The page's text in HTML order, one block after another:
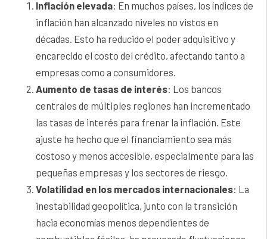
Inflación elevada: En muchos países, los índices de
inflación han alcanzado niveles no vistos en
décadas. Esto ha reducido el poder adquisitivo y
encarecido el costo del crédito, afectando tanto a
empresas como a consumidores.
Aumento de tasas de interés: Los bancos
centrales de múltiples regiones han incrementado
las tasas de interés para frenar la inflación. Este
ajuste ha hecho que el financiamiento sea más
costoso y menos accesible, especialmente para las
pequeñas empresas y los sectores de riesgo.
Volatilidad en los mercados internacionales: La
inestabilidad geopolítica, junto con la transición
hacia economías menos dependientes de